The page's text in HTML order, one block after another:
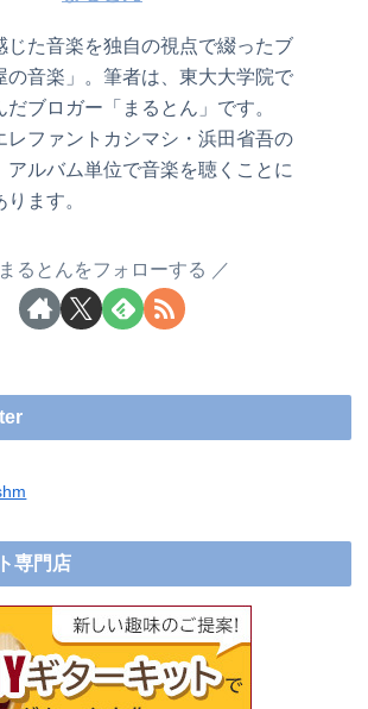
じた音楽を独自の視点で綴ったブ
の音楽」。筆者は、東大大学院で
だブロガー「まるとん」です。
レファントカシマシ・浜田省吾の
アルバム単位で音楽を聴くことに
ます。
まるとんをフォローする
専門店